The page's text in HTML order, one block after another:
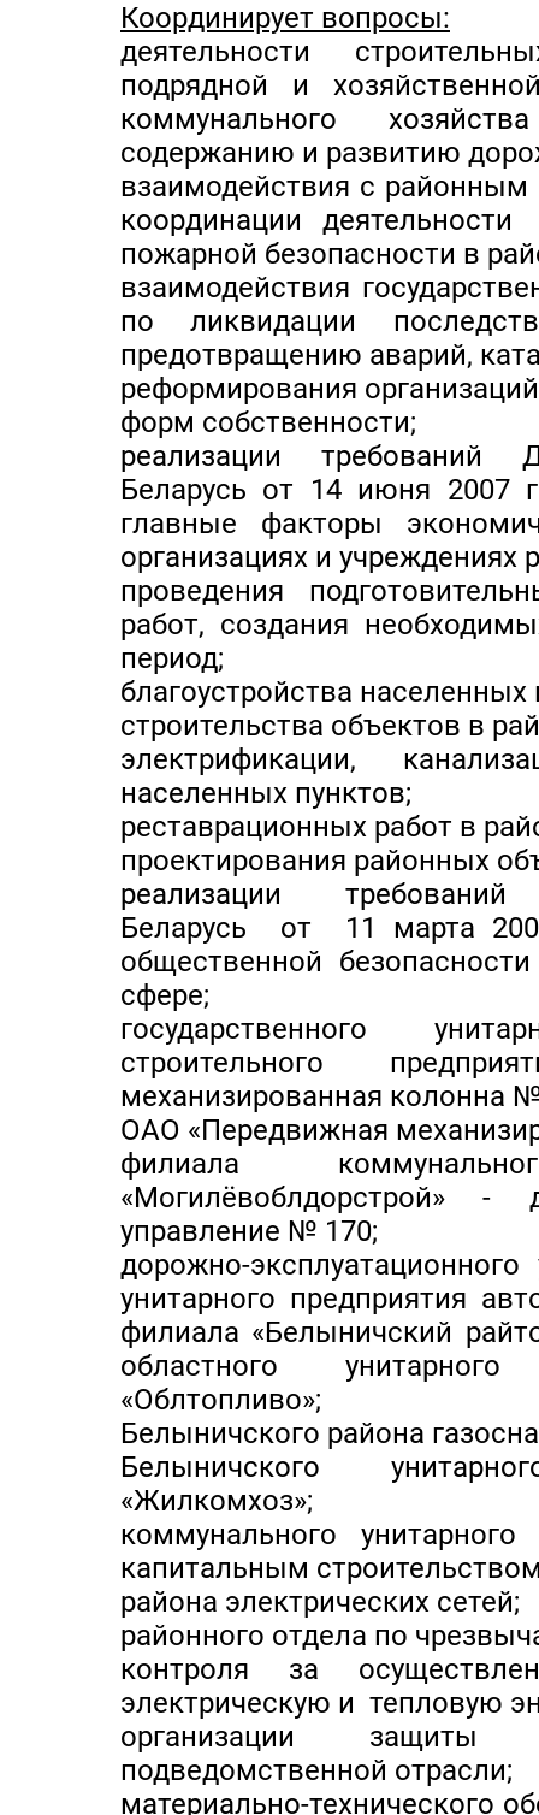
Координирует вопросы:
деятельности
подрядной и
коммунального
содержанию и развитию
взаимодействия с
координации
пожарной безопасности в
взаимодействия
по ликвидации
предотвращению аварий,
реформирования
форм собственности;
реализации требований
Беларусь от 14 июня
главные факторы
организациях и учреждениях
проведения
работ, создания
период;
благоустройства населенных
строительства объектов в
электрификации,
населенных пунктов;
реставрационных работ в
проектирования районных
реализации требований
Беларусь от 11 марта
общественной
сфере;
государственного
строительного
механизированная колонна
ОАО «Передвижная
филиала
«Могилёвоблдорстрой» -
управление № 170;
дорожно-
унитарного предприятия
филиала «Белыничский
областного унитарного
«Облтопливо»;
Белыничского района
Белыничского
«Жилкомхоз»;
коммунального
капитальным
района электрических сетей;
районного отдела по
контроля за
электрическую и тепловую
организации защиты
подведомственной отрасли;
материально-технического